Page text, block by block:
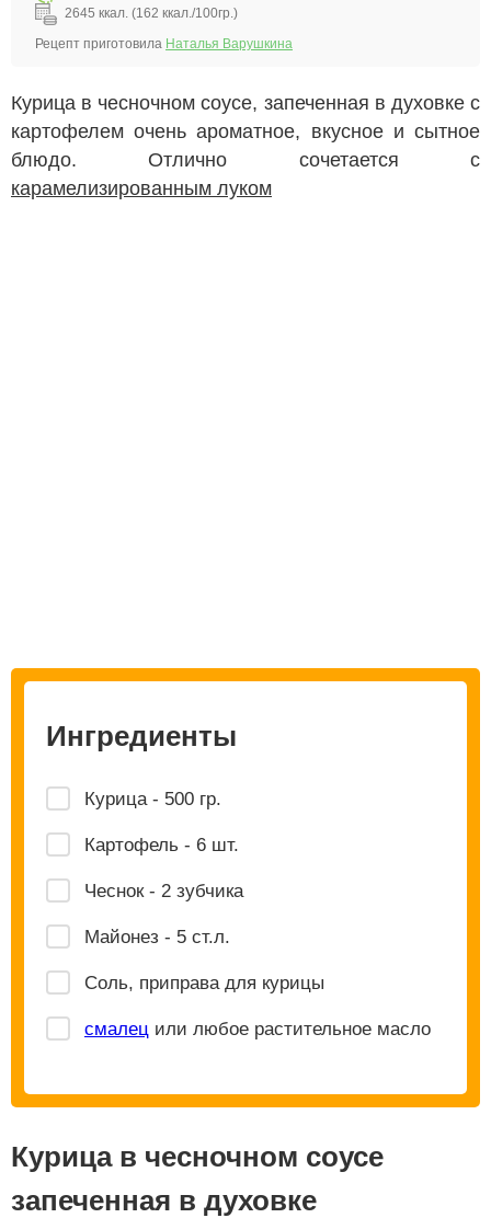
2645 ккал. (162 ккал./100гр.)
Рецепт приготовила Наталья Варушкина
Курица в чесночном соусе, запеченная в духовке с
картофелем очень ароматное, вкусное и сытное
блюдо. Отлично сочетается с
карамелизированным луком
Ингредиенты
Курица - 500 гр.
Картофель - 6 шт.
Чеснок - 2 зубчика
Майонез - 5 ст.л.
Соль, приправа для курицы
смалец или любое растительное масло
Курица в чесночном соусе
запеченная в духовке